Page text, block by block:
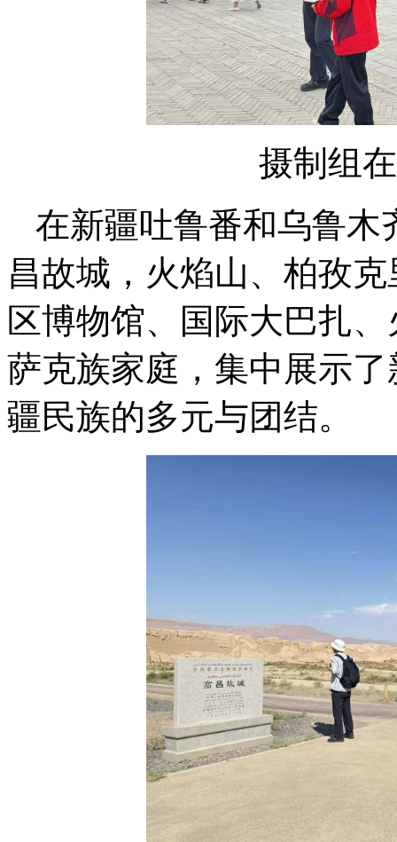
摄制组
在新疆吐鲁番和乌鲁木
昌故城，火焰山、柏孜
区博物馆、国际大巴扎
萨克族家庭，集中展示
疆民族的多元与团结。